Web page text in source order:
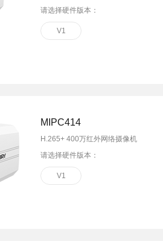
请选择硬件版本：
V1
MIPC414
H.265+ 400万红外网络摄像机
请选择硬件版本：
V1